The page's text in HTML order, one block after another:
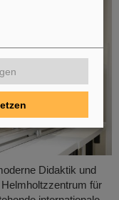
Didaktik und
für